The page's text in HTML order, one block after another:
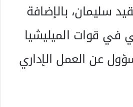
سليمان، بالإضافة
في قوات الميليشيا
عن العمل الإداري